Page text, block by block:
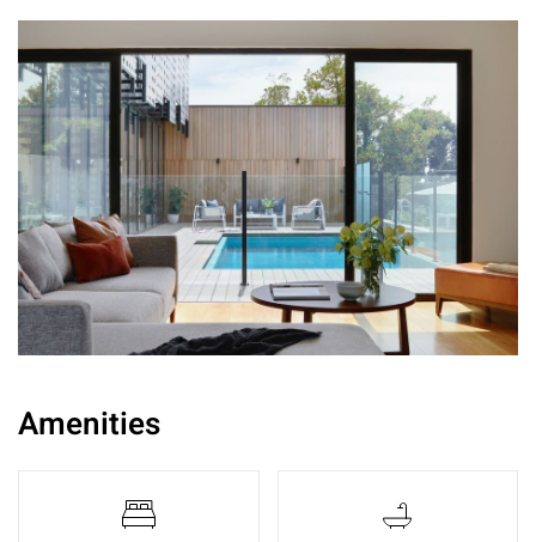
Amenities